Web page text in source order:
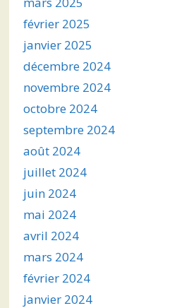
février 2025
janvier 2025
décembre 2024
novembre 2024
octobre 2024
septembre 2024
août 2024
juillet 2024
juin 2024
mai 2024
avril 2024
mars 2024
février 2024
janvier 2024